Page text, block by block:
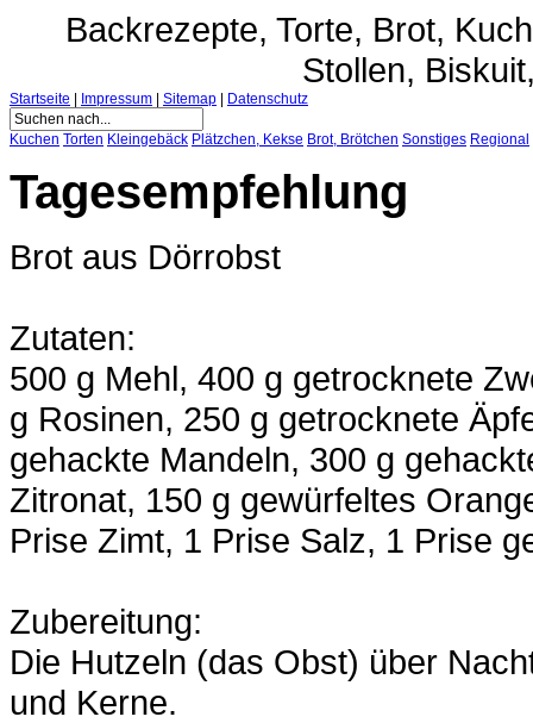
Backrezepte, Torte, Brot,
Stollen,
Startseite Impressum Sitemap Datenschutz
Kuchen Torten Kleingebäck Plätzchen, Kekse Brot, Brötchen Sonstiges Regional
Tagesempfehlung
Brot aus Dörrobst
Zutaten:
500 g Mehl, 400 g getrocknete
g Rosinen, 250 g getrocknete
gehackte Mandeln, 300 g
Zitronat, 150 g gewürfeltes
Prise Zimt, 1 Prise Salz, 1 Prise
Zubereitung:
Die Hutzeln (das Obst) über
und Kerne.